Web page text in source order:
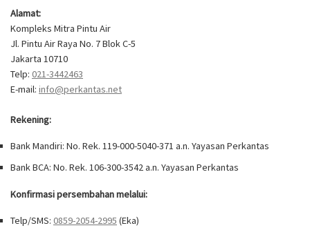
Alamat:
Kompleks Mitra Pintu Air
Jl. Pintu Air Raya No. 7 Blok C-5
Jakarta 10710
Telp: 021-3442463
E-mail: info@perkantas.net
Rekening:
Bank Mandiri: No. Rek. 119-000-5040-371 a.n. Yayasan Perkantas
Bank BCA: No. Rek. 106-300-3542 a.n. Yayasan Perkantas
Konfirmasi persembahan melalui:
Telp/SMS: 0859-2054-2995 (Eka)